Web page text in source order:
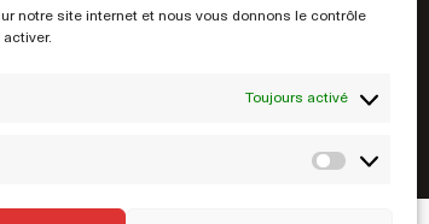
notre site internet et nous vous donnons le contrôle
Toujours activé